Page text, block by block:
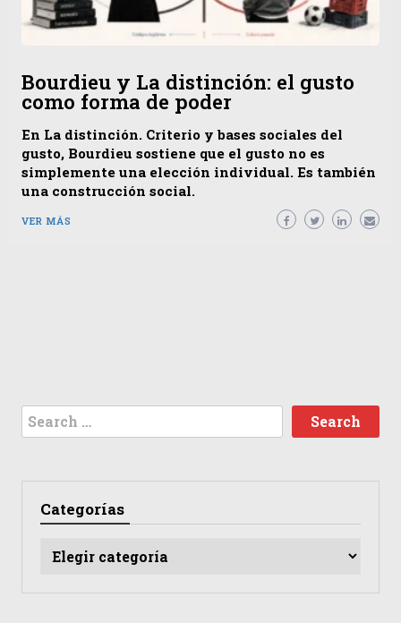
Bourdieu y La distinción: el gusto
como forma de poder
En La distinción. Criterio y bases sociales del
gusto, Bourdieu sostiene que el gusto no es
simplemente una elección individual. Es también
una construcción social.
VER MÁS
Search
for:
Categorías
Categorías